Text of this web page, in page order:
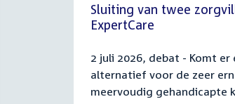
Sluiting van twee
ExpertCare
2 juli 2026, debat - Komt er
alternatief voor de zeer
meervoudig gehandicapte